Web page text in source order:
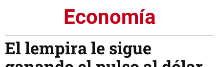
Economía
El lempira le sigue